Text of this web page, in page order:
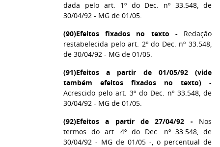
dada pelo art. 1º do Dec. nº 33.548, de
30/04/92 - MG de 01/05.
(90)Efeitos fixados no texto -Redação
restabelecida pelo art. 2º do Dec. nº 33.548,
de 30/04/92 - MG de 01/05.
(91)Efeitos a partir de 01/05/92 (vide
também efeitos fixados no texto) -
Acrescido pelo art. 3º do Dec. nº 33.548, de
30/04/92 - MG de 01/05.
(92)Efeitos a partir de 27/04/92 -Nos
termos do art. 4º do Dec. nº 33.548, de
30/04/92 - MG de 01/05 -, o percentual de